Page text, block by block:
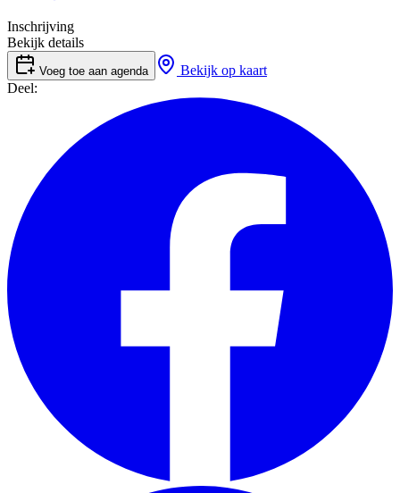
Inschrijving
Bekijk details
Voeg toe aan agenda
Bekijk op kaart
Deel: